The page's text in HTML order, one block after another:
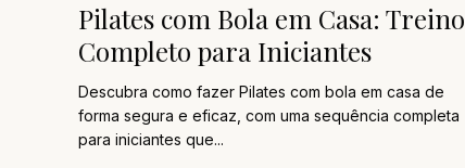
Pilates com Bola em Casa: Treino
Completo para Iniciantes
Descubra como fazer Pilates com bola em casa de
forma segura e eficaz, com uma sequência completa
para iniciantes que...